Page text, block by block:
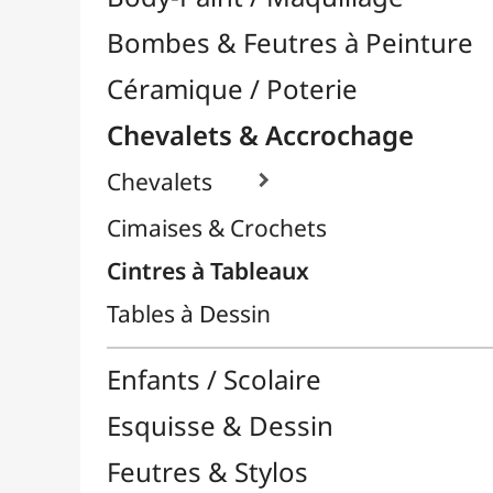
Cintres à Tableaux
Tables à Dessin
Enfants / Scolaire
Esquisse & Dessin
Feutres & Stylos
Librairie / Livres
Médiums, Vernis & Colles
Modelage / Sculpture
Peintures / Couleurs
Résines / Moulage
Supports Dessin & Peinture
Transport / Rangement
Vannerie / Rotin